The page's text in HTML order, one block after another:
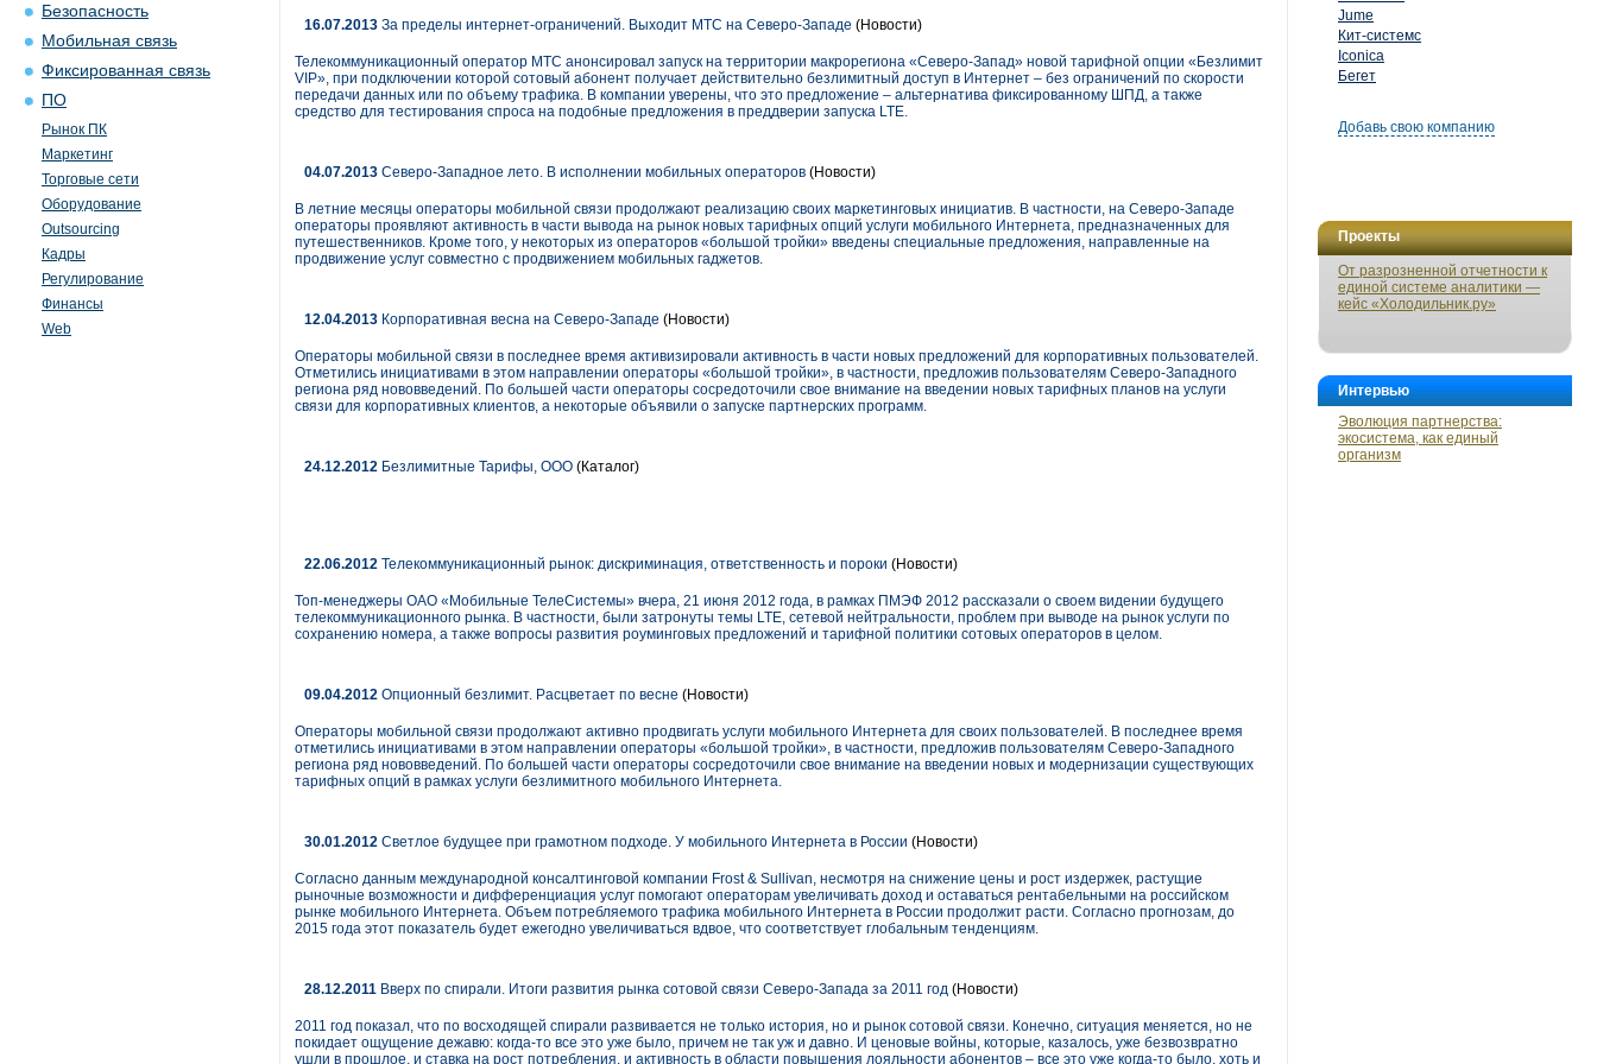
Безопасность
Мобильная связь
Фиксированная связь
ПО
Рынок ПК
Маркетинг
Торговые сети
Оборудование
Outsourcing
Кадры
Регулирование
Финансы
Web
Jume
Кит-системс
Iconica
Бегет
Добавь свою компанию
Проекты
От разрозненной отчетности к
единой системе аналитики —
кейс «Холодильник.ру»
Интервью
Эволюция партнерства:
экосистема, как единый
организм
16.07.2013 За пределы интернет-ограничений. Выходит МТС на Северо-Западе (Новости)
Телекоммуникационный оператор МТС анонсировал запуск на территории макрорегиона «Северо-Запад» новой тарифной опции «Безлимит
VIP», при подключении которой сотовый абонент получает действительно безлимитный доступ в Интернет – без ограничений по скорости
передачи данных или по объему трафика. В компании уверены, что это предложение – альтернатива фиксированному ШПД, а также
средство для тестирования спроса на подобные предложения в преддверии запуска LTE.
04.07.2013 Северо-Западное лето. В исполнении мобильных операторов (Новости)
В летние месяцы операторы мобильной связи продолжают реализацию своих маркетинговых инициатив. В частности, на Северо-Западе
операторы проявляют активность в части вывода на рынок новых тарифных опций услуги мобильного Интернета, предназначенных для
путешественников. Кроме того, у некоторых из операторов «большой тройки» введены специальные предложения, направленные на
продвижение услуг совместно с продвижением мобильных гаджетов.
12.04.2013 Корпоративная весна на Северо-Западе (Новости)
Операторы мобильной связи в последнее время активизировали активность в части новых предложений для корпоративных пользователей.
Отметились инициативами в этом направлении операторы «большой тройки», в частности, предложив пользователям Северо-Западного
региона ряд нововведений. По большей части операторы сосредоточили свое внимание на введении новых тарифных планов на услуги
связи для корпоративных клиентов, а некоторые объявили о запуске партнерских программ.
24.12.2012 Безлимитные Тарифы, ООО (Каталог)
22.06.2012 Телекоммуникационный рынок: дискриминация, ответственность и пороки (Новости)
Топ-менеджеры ОАО «Мобильные ТелеСистемы» вчера, 21 июня 2012 года, в рамках ПМЭФ 2012 рассказали о своем видении будущего
телекоммуникационного рынка. В частности, были затронуты темы LTE, сетевой нейтральности, проблем при выводе на рынок услуги по
сохранению номера, а также вопросы развития роуминговых предложений и тарифной политики сотовых операторов в целом.
09.04.2012 Опционный безлимит. Расцветает по весне (Новости)
Операторы мобильной связи продолжают активно продвигать услуги мобильного Интернета для своих пользователей. В последнее время
отметились инициативами в этом направлении операторы «большой тройки», в частности, предложив пользователям Северо-Западного
региона ряд нововведений. По большей части операторы сосредоточили свое внимание на введении новых и модернизации существующих
тарифных опций в рамках услуги безлимитного мобильного Интернета.
30.01.2012 Светлое будущее при грамотном подходе. У мобильного Интернета в России (Новости)
Согласно данным международной консалтинговой компании Frost & Sullivan, несмотря на снижение цены и рост издержек, растущие
рыночные возможности и дифференциация услуг помогают операторам увеличивать доход и оставаться рентабельными на российском
рынке мобильного Интернета. Объем потребляемого трафика мобильного Интернета в России продолжит расти. Согласно прогнозам, до
2015 года этот показатель будет ежегодно увеличиваться вдвое, что соответствует глобальным тенденциям.
28.12.2011 Вверх по спирали. Итоги развития рынка сотовой связи Северо-Запада за 2011 год (Новости)
2011 год показал, что по восходящей спирали развивается не только история, но и рынок сотовой связи. Конечно, ситуация меняется, но не
покидает ощущение дежавю: когда-то все это уже было, причем не так уж и давно. И ценовые войны, которые, казалось, уже безвозвратно
ушли в прошлое, и ставка на рост потребления, и активность в области повышения лояльности абонентов – все это уже когда-то было, хоть и